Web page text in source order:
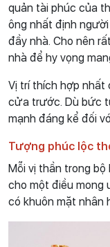
quản tài phúc của
ông nhất định
đầy nhà. Cho nên
nhà để hy vọng
Vị trí thích hợp nhất
cửa trước. Dù bức
mạnh đáng kể đối
Tượng phúc lộc
Mỗi vị thần trong
cho một điều mong
có khuôn mặt nhân